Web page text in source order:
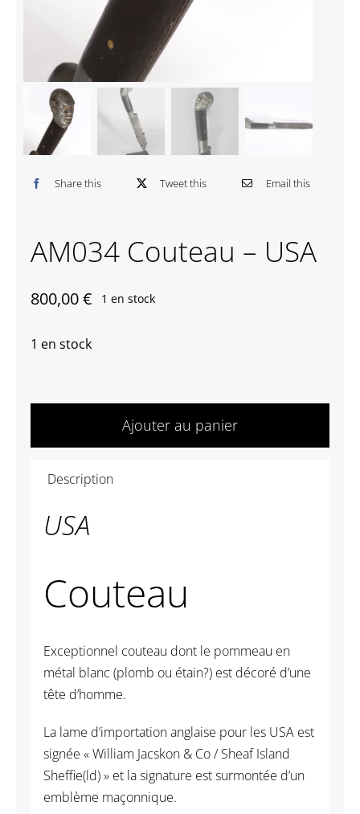
À propos
Contactez-nous
Share this Tweet this Email this
AM034 Couteau – USA
800,00€ 1 en stock
1 en stock
de
Ajouter au panier
Description
USA
Couteau
Exceptionnel couteau dont le pommeau en
métal blanc (plomb ou étain?) est décoré d’une
tête d’homme.
La lame d’importation anglaise pour les USA est
signée « William Jacskon & Co / Sheaf Island
Sheffie(ld) » et la signature est surmontée d’un
emblème maçonnique.